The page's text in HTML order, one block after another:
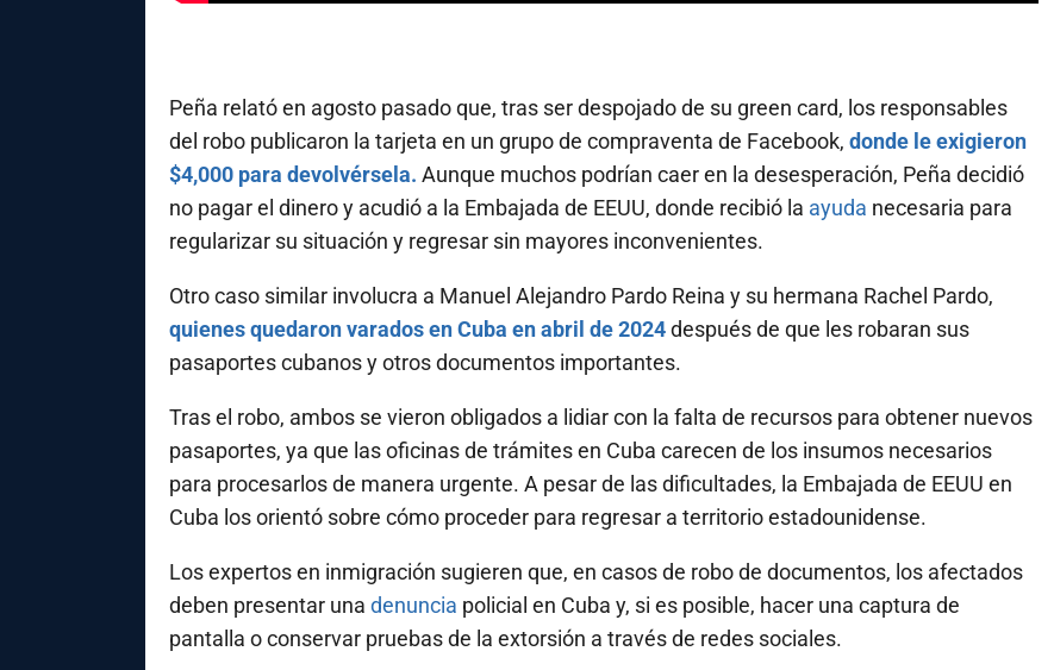
Peña relató en agosto pasado que, tras ser despojado de su green card, los responsables
del robo publicaron la tarjeta en un grupo de compraventa de Facebook, donde le exigieron
$4,000 para devolvérsela. Aunque muchos podrían caer en la desesperación, Peña decidió
no pagar el dinero y acudió a la Embajada de EEUU, donde recibió la ayuda necesaria para
regularizar su situación y regresar sin mayores inconvenientes.
Otro caso similar involucra a Manuel Alejandro Pardo Reina y su hermana Rachel Pardo,
quienes quedaron varados en Cuba en abril de 2024después de que les robaran sus
pasaportes cubanos y otros documentos importantes.
Tras el robo, ambos se vieron obligados a lidiar con la falta de recursos para obtener nuevos
pasaportes, ya que las oficinas de trámites en Cuba carecen de los insumos necesarios
para procesarlos de manera urgente. A pesar de las dificultades, la Embajada de EEUU en
Cuba los orientó sobre cómo proceder para regresar a territorio estadounidense.
Los expertos en inmigración sugieren que, en casos de robo de documentos, los afectados
deben presentar una denuncia policial en Cuba y, si es posible, hacer una captura de
pantalla o conservar pruebas de la extorsión a través de redes sociales.